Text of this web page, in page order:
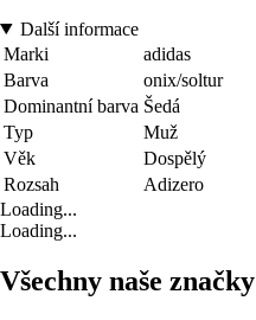
Další informace
Marki
adidas
Barva
onix/soltur
Dominantní barva Šedá
Typ
Muž
Věk
Dospělý
Rozsah
Adizero
Loading...
Loading...
Všechny naše značky